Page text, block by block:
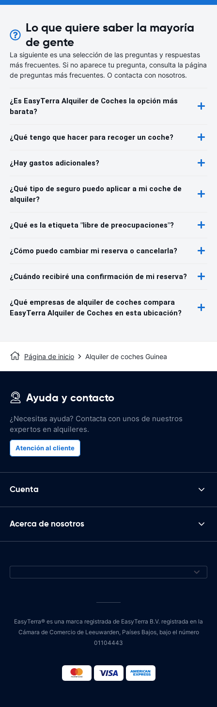
Lo que quiere saber la mayoría
de gente
La siguiente es una selección de las preguntas y respuestas
más frecuentes. Si no aparece tu pregunta, consulta la página
de preguntas más frecuentes. O contacta con nosotros.
¿Es EasyTerra Alquiler de Coches la opción más
barata?
¿Qué tengo que hacer para recoger un coche?
¿Hay gastos adicionales?
¿Qué tipo de seguro puedo aplicar a mi coche de
alquiler?
¿Qué es la etiqueta "libre de preocupaciones"?
¿Cómo puedo cambiar mi reserva o cancelarla?
¿Cuándo recibiré una confirmación de mi reserva?
¿Qué empresas de alquiler de coches compara
EasyTerra Alquiler de Coches en esta ubicación?
Página de inicio Alquiler de coches Guinea
Ayuda y contacto
¿Necesitas ayuda? Contacta con unos de nuestros
expertos en alquileres.
Atención al cliente
Cuenta
Acerca de nosotros
EasyTerra® es una marca registrada de EasyTerra B.V. registrada en la
Cámara de Comercio de Leeuwarden, Países Bajos, bajo el número
01104443